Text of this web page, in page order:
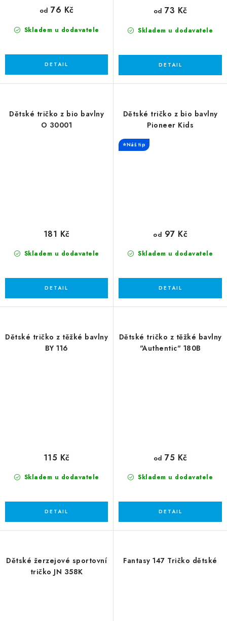
Skladem u dodavatele
od 76 Kč
Skladem u dodavatele
od 73 Kč
Dětské tričko z bio bavlny
O 30001
Skladem u dodavatele
181 Kč
Dětské tričko z bio bavlny
Pioneer Kids
⭐Náš tip
Skladem u dodavatele
od 97 Kč
Dětské tričko z těžké bavlny
BY 116
Skladem u dodavatele
115 Kč
Dětské tričko z těžké bavlny
"Authentic" 180B
Skladem u dodavatele
od 75 Kč
Dětské žerzejové sportovní
tričko JN 358K
Fantasy 147 Tričko dětské